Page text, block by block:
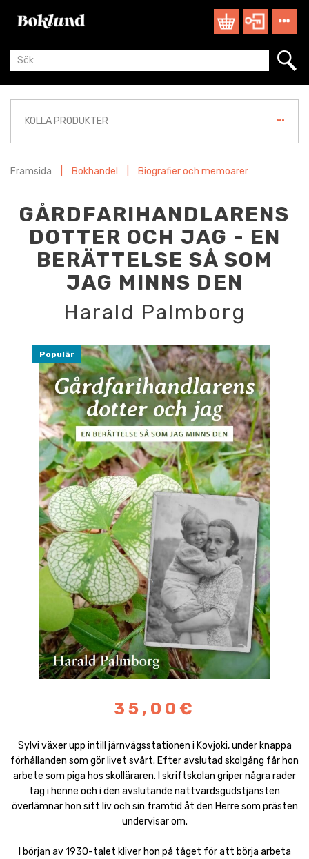
KOLLA PRODUKTER
Framsida Bokhandel Biografier och memoarer
GÅRDFARIHANDLARENS
DOTTER OCH JAG - EN
BERÄTTELSE SÅ SOM
JAG MINNS DEN
Harald Palmborg
Populär
35,00€
Sylvi växer upp intill järnvägsstationen i Kovjoki, under knappa
förhållanden som gör livet svårt. Efter avslutad skolgång får hon
arbete som piga hos skolläraren. I skriftskolan griper några rader
tag i henne och i den avslutande nattvardsgudstjänsten
överlämnar hon sitt liv och sin framtid åt den Herre som prästen
undervisar om.
I början av 1930-talet kliver hon på tåget för att börja arbeta